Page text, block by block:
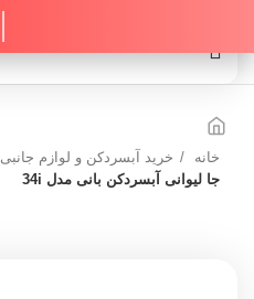
خانه
خرید آبسردکن و لوازم جانبی
جا لیوانی آبسردکن بانی مدل 34i